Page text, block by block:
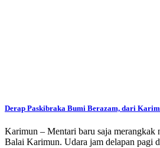
Derap Paskibraka Bumi Berazam, dari
Karimun – Mentari baru saja merangkak
Balai Karimun. Udara jam delapan pagi